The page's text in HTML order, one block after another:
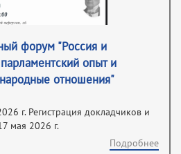
форум "Россия и
опыт и
отношения"
г. Регистрация докладчиков и
мая 2026 г.
Подробнее